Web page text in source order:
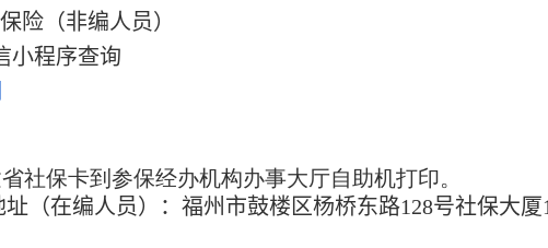
险（非编人员）
小程序查询
社保卡到参保经办机构办事大厅自助机打印。
（在编人员）： 福州市鼓楼区杨桥东路128号社保大厦